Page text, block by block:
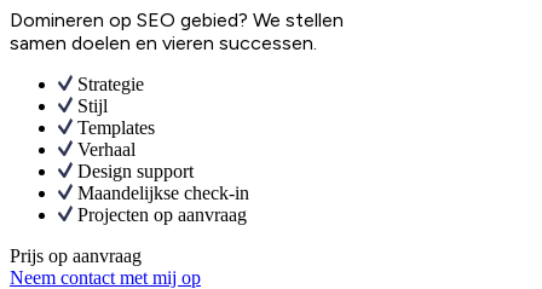
Domineren op SEO gebied? We stellen
samen doelen en vieren successen.
Strategie
Stijl
Templates
Verhaal
Design support
Maandelijkse check-in
Projecten op aanvraag
Prijs op aanvraag
Neem contact met mij op